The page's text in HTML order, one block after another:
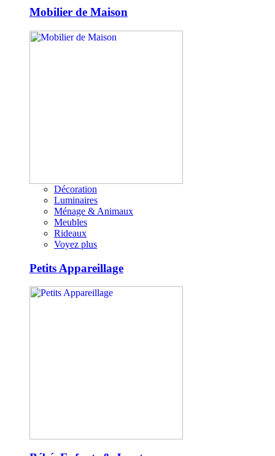
Mobilier de Maison
Décoration
Luminaires
Ménage & Animaux
Meubles
Rideaux
Voyez plus
Petits Appareillage